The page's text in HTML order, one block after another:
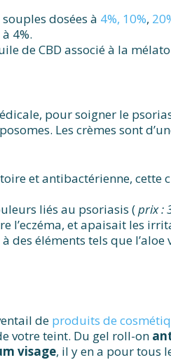
dosées à 4%, 10%,
4%.
de CBD associé à la
pour soigner le
Les crèmes sont
et antibactérienne, cette
liés au psoriasis (prix :
l’eczéma, et apaisait les
à des éléments tels que
de produits de
votre teint. Du gel roll-on
visage, il y en a pour tous